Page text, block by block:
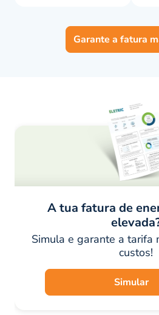
Garante a fatura
A tua fatura de
Simula e garante a tarifa
custos!
Simular